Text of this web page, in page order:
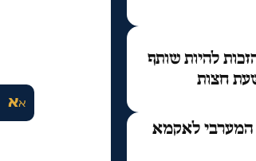
אא
להיות שותף
חצות
המערבי לאקמא